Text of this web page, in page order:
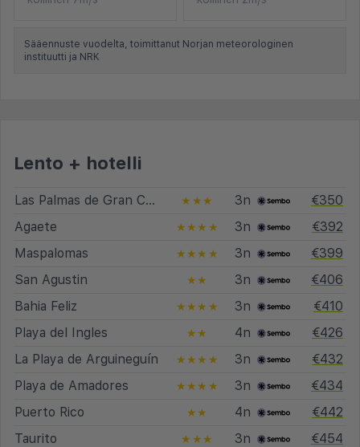
Sääennuste vuodelta, toimittanut Norjan meteorologinen
instituutti ja NRK
Lento + hotelli
Las Palmas de Gran Canaria ★★★ 3n
€350
Agaete
★★★★ 3n
€392
Maspalomas
★★★★ 3n
€399
San Agustin
★★ 3n
€406
Bahia Feliz
★★★★ 3n
€410
Playa del Ingles
★★ 4n
€426
La Playa de Arguineguín
★★★★ 3n
€432
Playa de Amadores
★★★★ 3n
€434
Puerto Rico
★★ 4n
€442
Taurito
★★★ 3n €454